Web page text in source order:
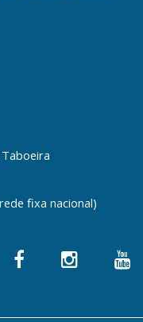
Taboeira
fixa nacional)